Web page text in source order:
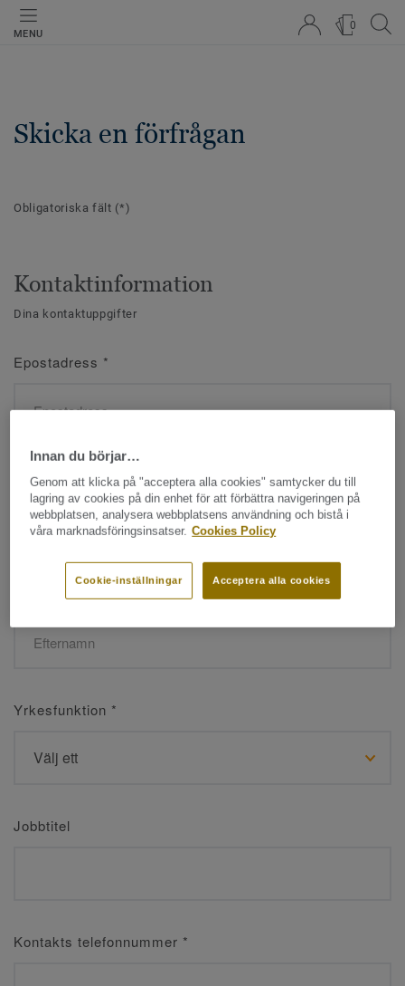
MENU
0
Skicka en förfrågan
Obligatoriska fält (*)
Kontaktinformation
Dina kontaktuppgifter
Epostadress *
Namn*
Efternamn*
Yrkesfunktion *
Jobbtitel
Kontakts telefonnummer *
Innan du börjar…
Genom att klicka på "acceptera alla cookies" samtycker du till
lagring av cookies på din enhet för att förbättra navigeringen på
webbplatsen, analysera webbplatsens användning och bistå i
våra marknadsföringsinsatser. Cookies Policy
Acceptera alla cookies
Cookie-inställningar